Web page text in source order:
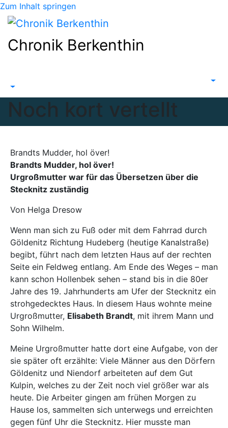
Zum Inhalt springen
Chronik Berkenthin
Noch kort vertellt
Brandts Mudder, hol över!
Brandts Mudder, hol över!
Urgroßmutter war für das Übersetzen über die
Stecknitz zuständig
Von Helga Dresow
Wenn man sich zu Fuß oder mit dem Fahrrad durch
Göldenitz Richtung Hudeberg (heutige Kanalstraße)
begibt, führt nach dem letzten Haus auf der rechten
Seite ein Feldweg entlang. Am Ende des Weges – man
kann schon Hollenbek sehen – stand bis in die 80er
Jahre des 19. Jahrhunderts am Ufer der Stecknitz ein
strohgedecktes Haus. In diesem Haus wohnte meine
Urgroßmutter, Elisabeth Brandt, mit ihrem Mann und
Sohn Wilhelm.
Meine Urgroßmutter hatte dort eine Aufgabe, von der
sie später oft erzählte: Viele Männer aus den Dörfern
Göldenitz und Niendorf arbeiteten auf dem Gut
Kulpin, welches zu der Zeit noch viel größer war als
heute. Die Arbeiter gingen am frühen Morgen zu
Hause los, sammelten sich unterwegs und erreichten
gegen fünf Uhr die Stecknitz. Hier musste man